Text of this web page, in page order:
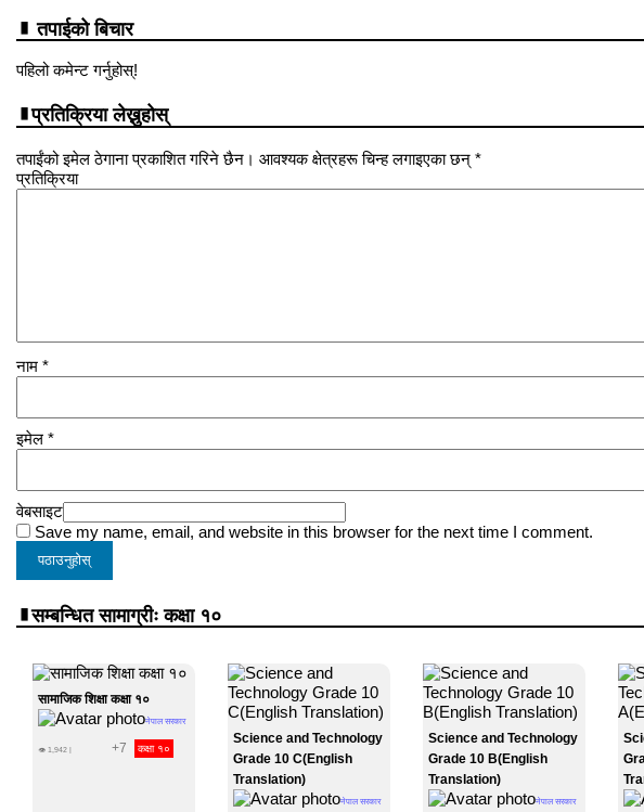
तपाईको बिचार
पहिलो कमेन्ट गर्नुहोस्!
प्रतिक्रिया लेख्नुहोस्
तपाईंको इमेल ठेगाना प्रकाशित गरिने छैन। आवश्यक क्षेत्रहरू चिन्ह लगाइएका छन् *
प्रतिक्रिया
नाम *
इमेल *
वेबसाइट
Save my name, email, and website in this browser for the next time I comment.
सम्बन्धित सामाग्रीः कक्षा १०
सामाजिक शिक्षा कक्षा १०
नेपाल सरकार
👁 1,942 +7 कक्षा १०
Science and Technology
Grade 10 C(English
Translation)
नेपाल सरकार
Science and Technology
Grade 10 B(English
Translation)
नेपाल सरकार